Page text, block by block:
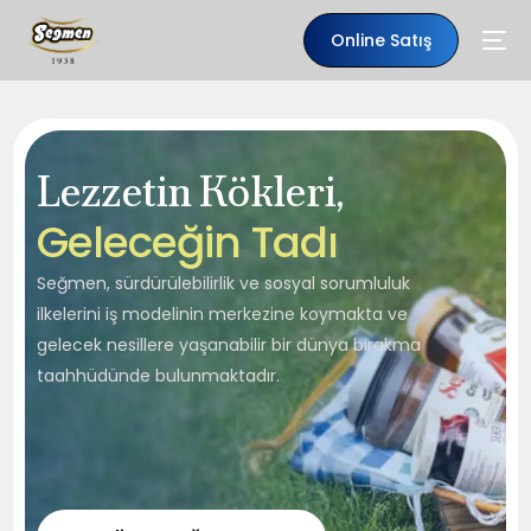
Online Satış
Lezzetin Kökleri,
GeleceğinTadı
Seğmen, sürdürülebilirlik ve sosyal sorumluluk
ilkelerini iş modelinin merkezine koymakta ve
gelecek nesillere yaşanabilir bir dünya bırakma
taahhüdünde bulunmaktadır.